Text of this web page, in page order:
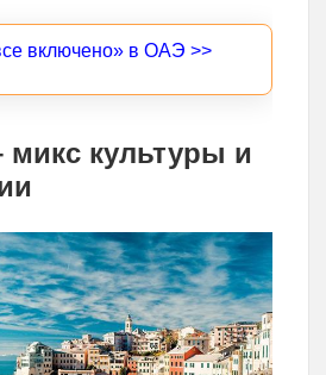
включено» в ОАЭ >>
микс культуры и